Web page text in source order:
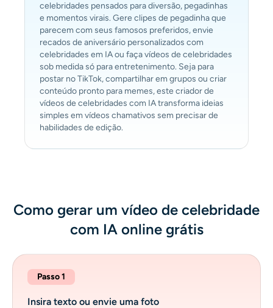
celebridades pensados para diversão, pegadinhas
e momentos virais. Gere clipes de pegadinha que
parecem com seus famosos preferidos, envie
recados de aniversário personalizados com
celebridades em IA ou faça vídeos de celebridades
sob medida só para entretenimento. Seja para
postar no TikTok, compartilhar em grupos ou criar
conteúdo pronto para memes, este criador de
vídeos de celebridades com IA transforma ideias
simples em vídeos chamativos sem precisar de
habilidades de edição.
Como gerar um vídeo de celebridade
com IA online grátis
Passo 1
Insira texto ou envie uma foto